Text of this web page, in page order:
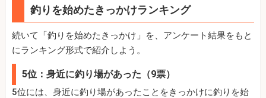
釣りを始めたきっかけランキング
続いて「釣りを始めたきっかけ」を、アンケート結果をもと
にランキング形式で紹介しよう。
5位：身近に釣り場があった（9票）
5位には、身近に釣り場があったことをきっかけに釣りを始